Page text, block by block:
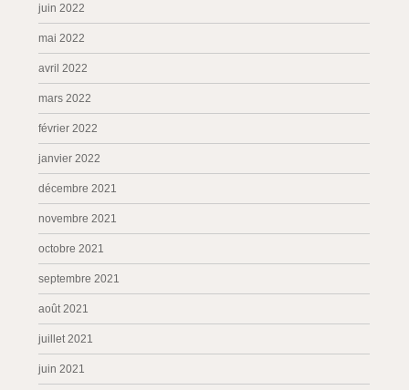
juin 2022
mai 2022
avril 2022
mars 2022
février 2022
janvier 2022
décembre 2021
novembre 2021
octobre 2021
septembre 2021
août 2021
juillet 2021
juin 2021